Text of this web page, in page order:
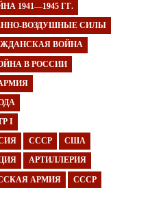
1941—1945 ГГ.
ВОЗДУШНЫЕ СИЛЫ
ВОЙНА
В РОССИИ
I
СССР США
АРТИЛЛЕРИЯ
АРМИЯ СССР